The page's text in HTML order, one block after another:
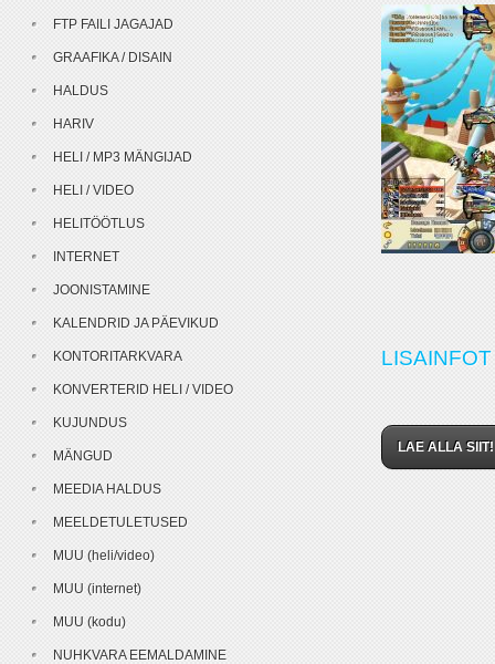
LAE ALLA SIIT!
FTP FAILI JAGAJAD
GRAAFIKA / DISAIN
HALDUS
HARIV
HELI / MP3 MÄNGIJAD
HELI / VIDEO
HELITÖÖTLUS
INTERNET
JOONISTAMINE
KALENDRID JA PÄEVIKUD
KONTORITARKVARA
KONVERTERID HELI / VIDEO
KUJUNDUS
MÄNGUD
MEEDIA HALDUS
MEELDETULETUSED
MUU (heli/video)
MUU (internet)
MUU (kodu)
NUHKVARA EEMALDAMINE